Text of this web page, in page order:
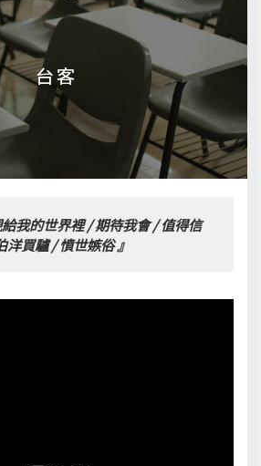
台客
台客
給我的世界裡 / 期待我會 / 值得信
買驢 / 憤世嫉俗 』